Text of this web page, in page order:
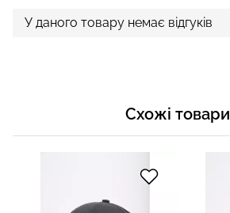
У даного товару немає відгуків
Схожі товари